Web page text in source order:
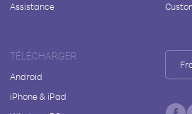
Assistance
TÉLÉCHARGER
Android
iPhone & iPad